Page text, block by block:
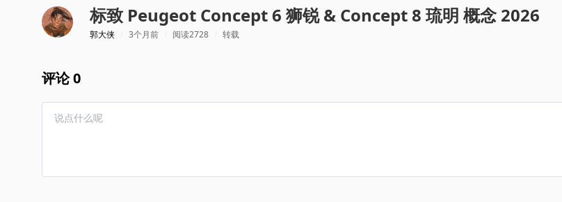
标致 Peugeot Concept 6 狮锐 & Concept 8 琉明 概念 2026
郭大侠 3个月前 阅读2728 转载
评论 0